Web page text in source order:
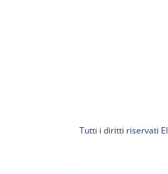
Tutti i diritti riservati